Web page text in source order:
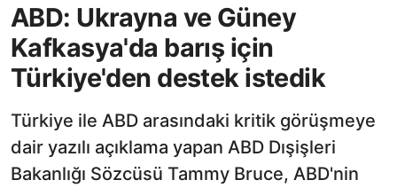
ABD: Ukrayna ve Güney
Kafkasya'da barış için
Türkiye'den destek istedik
Türkiye ile ABD arasındaki kritik görüşmeye
dair yazılı açıklama yapan ABD Dışişleri
Bakanlığı Sözcüsü Tammy Bruce, ABD'nin